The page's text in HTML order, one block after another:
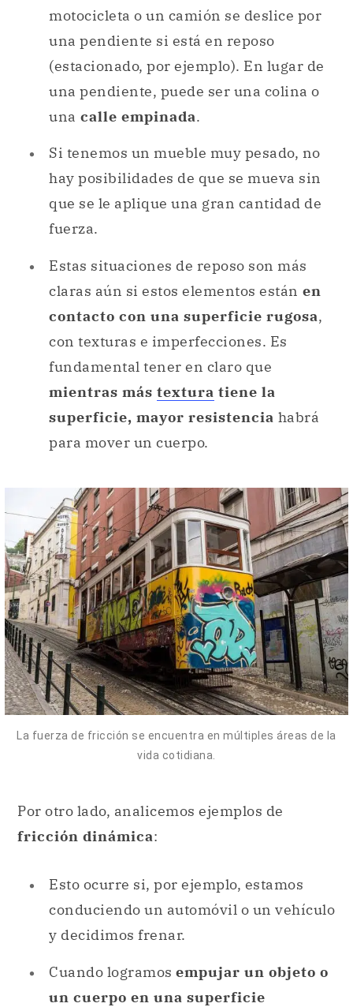
motocicleta o un camión se deslice por
una pendiente si está en reposo
(estacionado, por ejemplo). En lugar de
una pendiente, puede ser una colina o
una calle empinada.
Si tenemos un mueble muy pesado, no
hay posibilidades de que se mueva sin
que se le aplique una gran cantidad de
fuerza.
Estas situaciones de reposo son más
claras aún si estos elementos están en
contacto con una superficie rugosa,
con texturas e imperfecciones. Es
fundamental tener en claro que
mientras más textura tiene la
superficie, mayor resistencia habrá
para mover un cuerpo.
La fuerza de fricción se encuentra en múltiples áreas de la
vida cotidiana.
Por otro lado, analicemos ejemplos de
fricción dinámica:
Esto ocurre si, por ejemplo, estamos
conduciendo un automóvil o un vehículo
y decidimos frenar.
Cuando logramos empujar un objeto o
un cuerpo en una superficie